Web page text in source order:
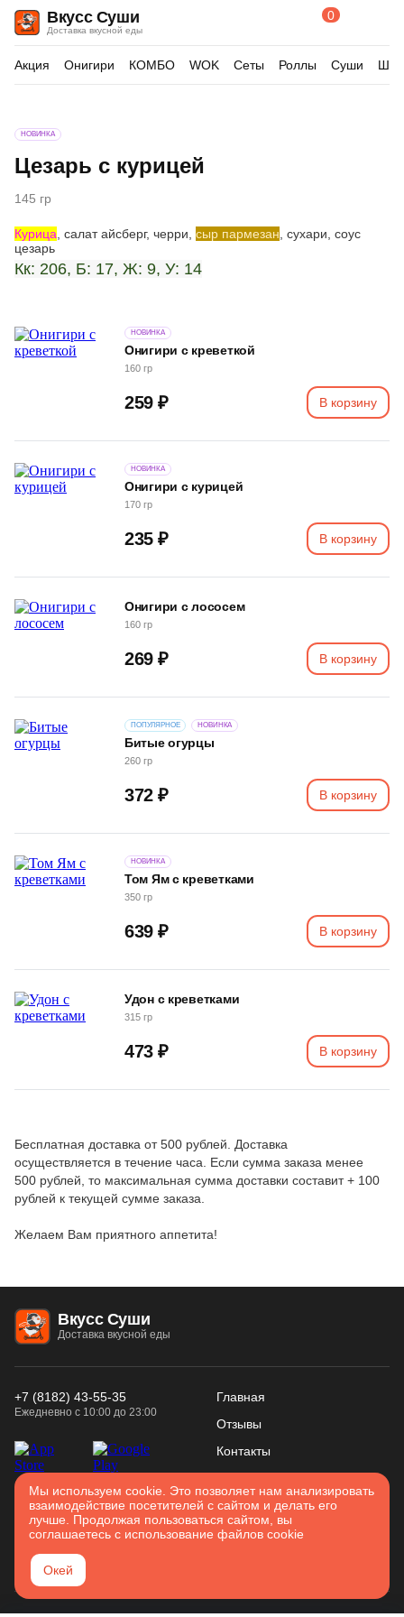
Использование
cookies
Мы используем cookie. Это позволяет нам анализировать
взаимодействие посетителей с сайтом и делать его
лучше. Продолжая пользоваться сайтом, вы
соглашаетесь с использование файлов cookie
Окей
Вкусс Суши
Доставка вкусной еды
ПоискКорзина
0
Акция Онигири КОМБО WOK Сеты Роллы Суши
Цезарь с курицей
НОВИНКА
145 гр
Курица , салат айсберг, черри, сыр пармезан , сухари, соус
цезарь
Кк: 206, Б: 17, Ж: 9, У: 14
Онигири с креветкой
НОВИНКА
160 гр
259 ₽ В корзину
Онигири с курицей
НОВИНКА
170 гр
235 ₽ В корзину
Онигири с лососем
160 гр
269 ₽ В корзину
Битые огурцы
ПОПУЛЯРНОЕ НОВИНКА
260 гр
372 ₽ В корзину
Том Ям с креветками
НОВИНКА
350 гр
639 ₽ В корзину
Удон с креветками
315 гр
473 ₽ В корзину
Изображения
товара
Бесплатная доставка от 500 рублей. Доставка
осуществляется в течение часа. Если сумма заказа менее
500 рублей, то максимальная сумма доставки составит + 100
рублей к текущей сумме заказа.
Желаем Вам приятного аппетита!
Вкусс Суши
Доставка вкусной еды
+7 (8182) 43-55-35
Ежедневно с 10:00 до 23:00
Войти
Главная
Отзывы
Контакты
Соглашение
Карта сайта
Архангельск